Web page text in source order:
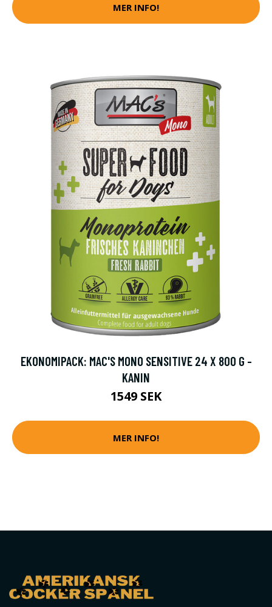
MER INFO!
EKONOMIPACK: MAC'S MONO SENSITIVE 24 X 800 G -
KANIN
1549 SEK
MER INFO!